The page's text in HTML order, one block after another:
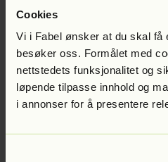
Cookies
Vi i Fabel ønsker at du skal få
besøker oss. Formålet med
nettstedets funksjonalitet og
løpende tilpasse innhold og
i annonser for å presentere